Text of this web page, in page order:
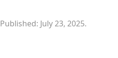
Published: July 23, 2025.